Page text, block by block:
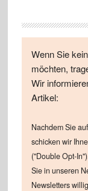
Wenn Sie
möchten,
Wir
Artikel:
Nachdem Sie
schicken wir
("Double Opt-
Sie in unseren
Newsletters